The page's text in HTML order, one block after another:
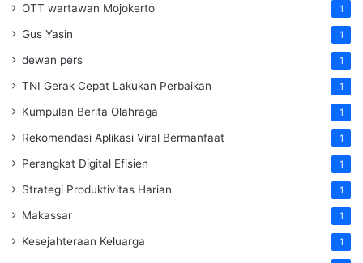
OTT wartawan Mojokerto 1
Gus Yasin 1
dewan pers 1
TNI Gerak Cepat Lakukan Perbaikan 1
Kumpulan Berita Olahraga 1
Rekomendasi Aplikasi Viral Bermanfaat 1
Perangkat Digital Efisien 1
Strategi Produktivitas Harian 1
Makassar 1
Kesejahteraan Keluarga 1